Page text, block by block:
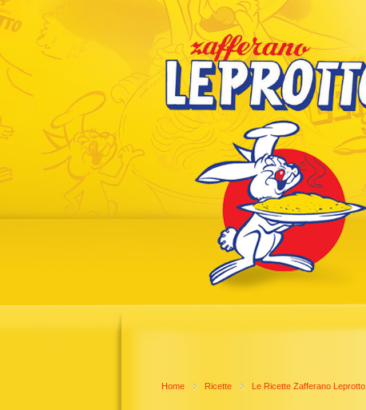
Home Ricette Le Ricette Zafferano Leprotto